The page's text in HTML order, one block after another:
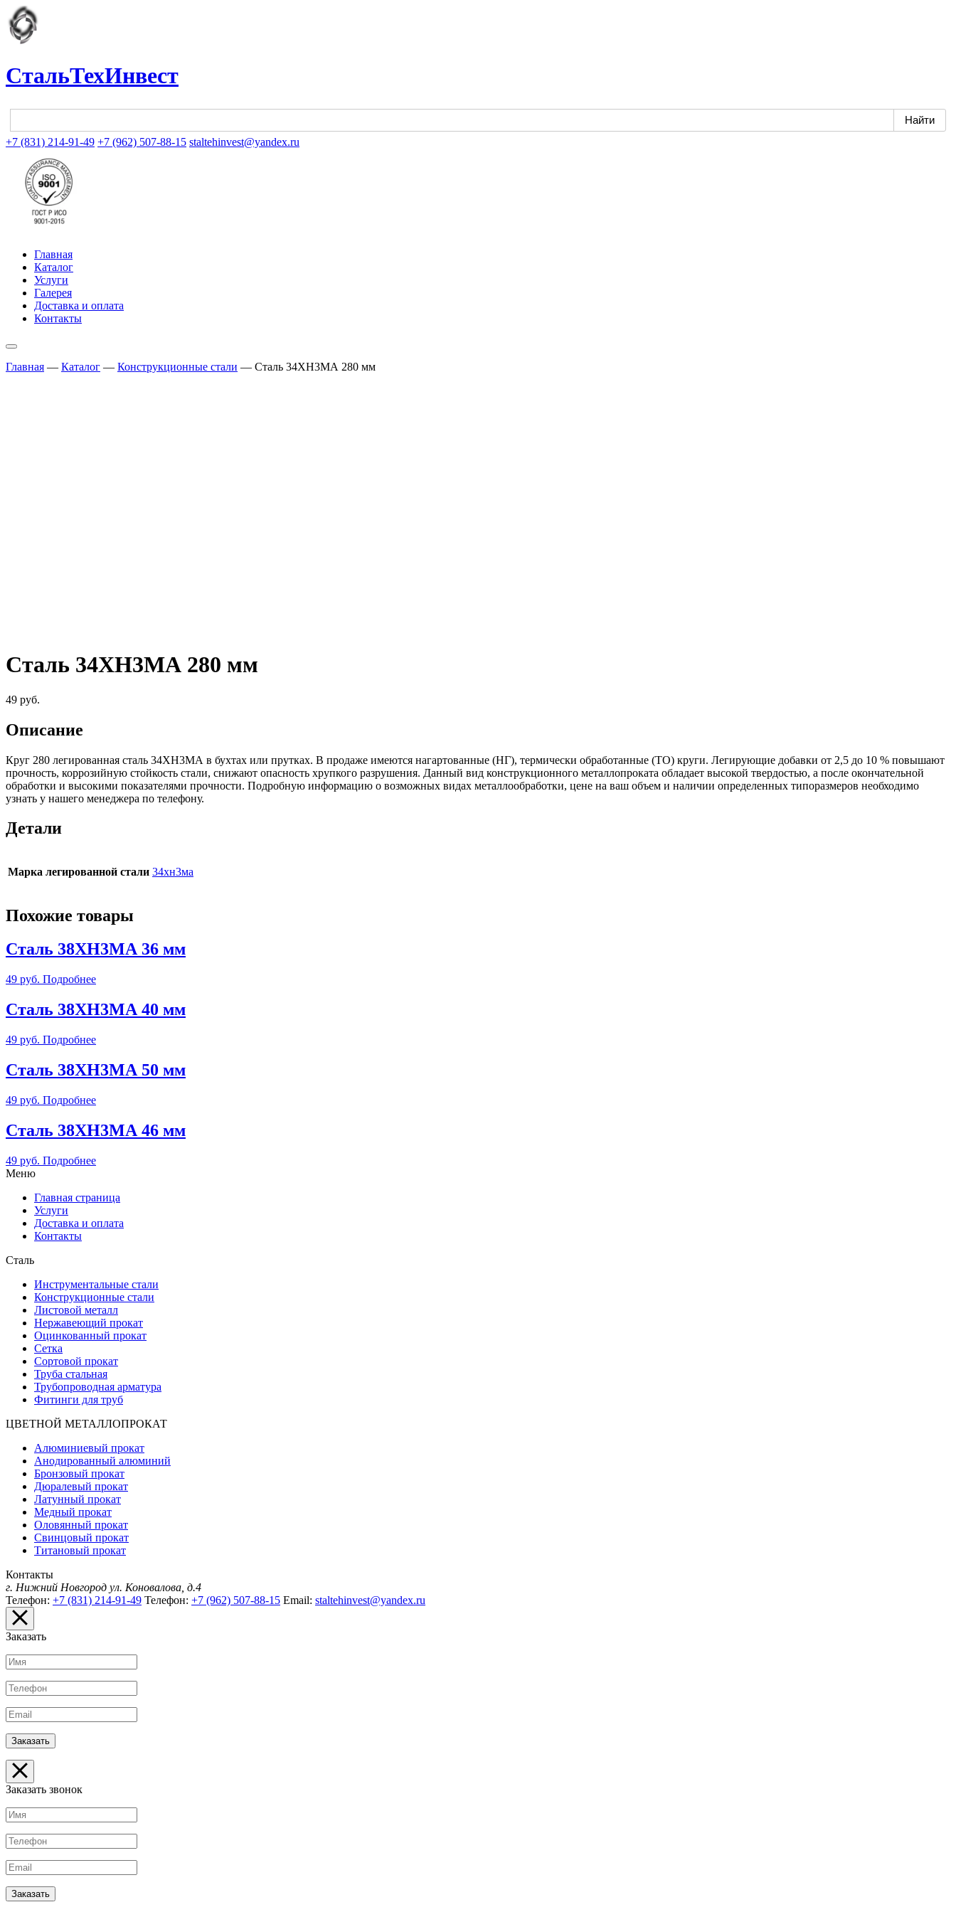
СтальТехИнвест
+7 (831) 214-91-49 +7 (962) 507-88-15 staltehinvest@yandex.ru
Главная
Каталог
Услуги
Галерея
Доставка и оплата
Контакты
Главная — Каталог — Конструкционные стали — Сталь 34ХН3МА 280 мм
Сталь 34ХН3МА 280 мм
49 руб.
Описание
Круг 280 легированная сталь 34ХН3МА в бухтах или прутках. В продаже имеются нагартованные (НГ), термически обработанные (ТО) круги. Легирующие добавки от 2,5 до 10 % повышают
прочность, коррозийную стойкость стали, снижают опасность хрупкого разрушения. Данный вид конструкционного металлопроката обладает высокой твердостью, а после окончательной
обработки и высокими показателями прочности. Подробную информацию о возможных видах металлообработки, цене на ваш объем и наличии определенных типоразмеров необходимо
узнать у нашего менеджера по телефону.
Детали
Марка легированной стали 34хн3ма
Похожие товары
Сталь 38ХН3МА 36 мм
49 руб. Подробнее
Сталь 38ХН3МА 40 мм
49 руб. Подробнее
Сталь 38ХН3МА 50 мм
49 руб. Подробнее
Сталь 38ХН3МА 46 мм
49 руб. Подробнее
Меню
Главная страница
Услуги
Доставка и оплата
Контакты
Сталь
Инструментальные стали
Конструкционные стали
Листовой металл
Нержавеющий прокат
Оцинкованный прокат
Сетка
Сортовой прокат
Труба стальная
Трубопроводная арматура
Фитинги для труб
ЦВЕТНОЙ МЕТАЛЛОПРОКАТ
Алюминиевый прокат
Анодированный алюминий
Бронзовый прокат
Дюралевый прокат
Латунный прокат
Медный прокат
Оловянный прокат
Свинцовый прокат
Титановый прокат
Контакты
г. Нижний Новгород ул. Коновалова, д.4
Телефон: +7 (831) 214-91-49 Телефон: +7 (962) 507-88-15 Email: staltehinvest@yandex.ru
Заказать
Заказать звонок